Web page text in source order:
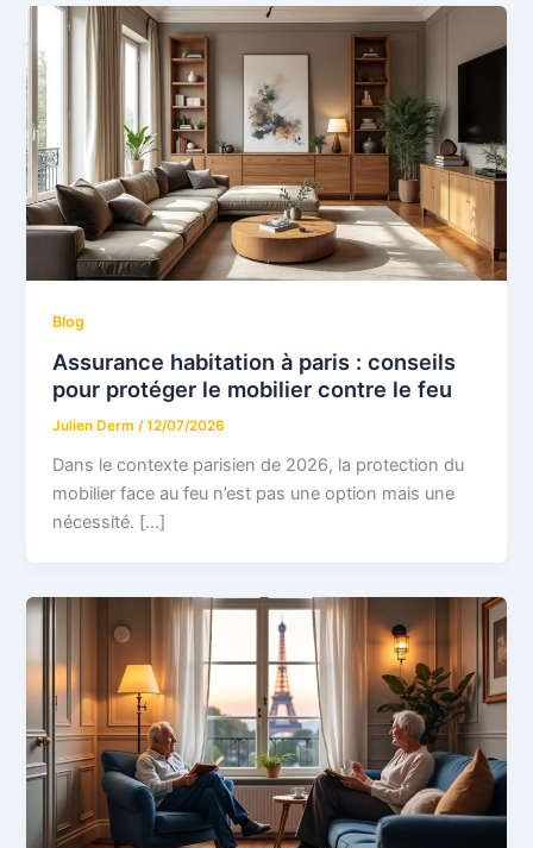
Blog
Assurance habitation à paris : conseils
pour protéger le mobilier contre le feu
Julien Derm/12/07/2026
Dans le contexte parisien de 2026, la protection du
mobilier face au feu n’est pas une option mais une
nécessité. […]